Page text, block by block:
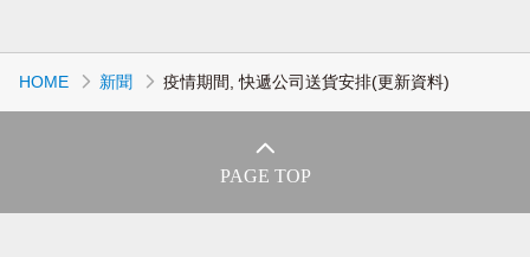
HOME 新聞 疫情期間, 快遞公司送貨安排(更新資料)
PAGE TOP